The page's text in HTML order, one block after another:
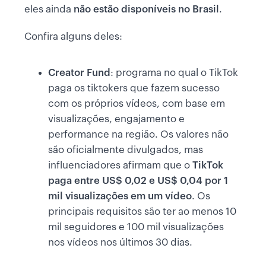
eles ainda não estão disponíveis no Brasil .
Confira alguns deles:
Creator Fund : programa no qual o TikTok
paga os tiktokers que fazem sucesso
com os próprios vídeos, com base em
visualizações, engajamento e
performance na região. Os valores não
são oficialmente divulgados, mas
influenciadores afirmam que o TikTok
paga entre US$ 0,02 e US$ 0,04 por 1
mil visualizações em um vídeo. Os
principais requisitos são ter ao menos 10
mil seguidores e 100 mil visualizações
nos vídeos nos últimos 30 dias.